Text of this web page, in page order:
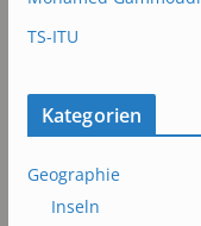
TS-ITU
Kategorien
Geographie
Inseln